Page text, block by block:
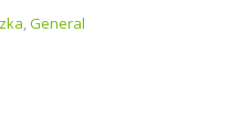
,General